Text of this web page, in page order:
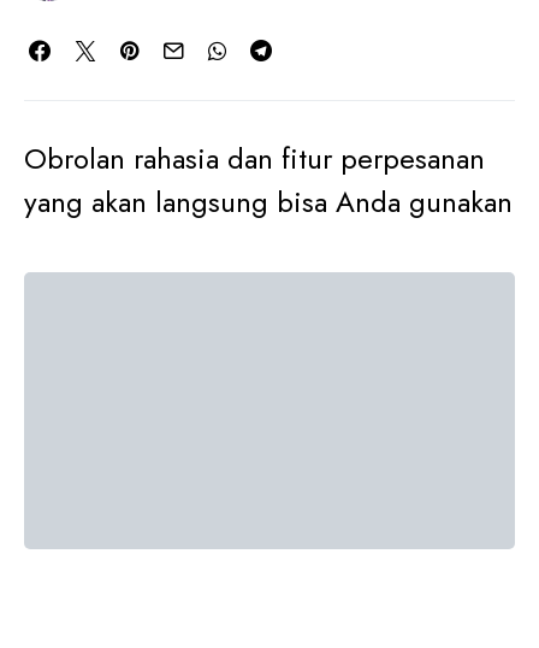
Obrolan rahasia dan fitur perpesanan
yang akan langsung bisa Anda gunakan